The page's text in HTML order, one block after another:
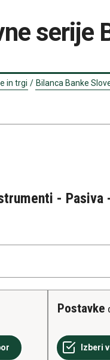
serije
in trgi / Bilanca Banke
- Pasiva
Postavke